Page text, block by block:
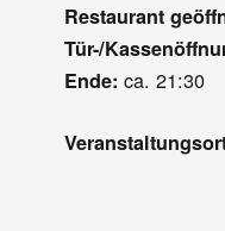
Restaurant
Tür-/
Ende: ca. 21:30